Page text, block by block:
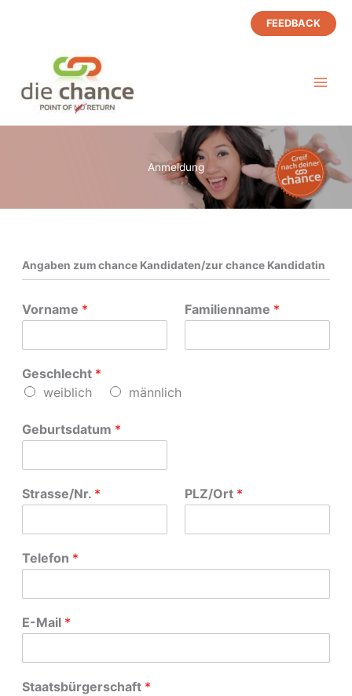
FEEDBACK
Anmeldung
Angaben zum chance Kandidaten/zur chance Kandidatin
Vorname * Familienname *
Geschlecht *
weiblich
männlich
Geburtsdatum *
Strasse/Nr. * PLZ/Ort *
Telefon *
E-Mail *
Staatsbürgerschaft *